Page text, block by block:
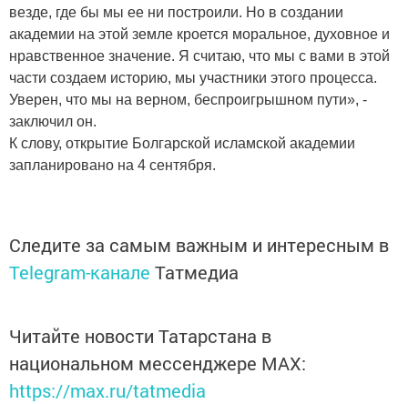
везде, где бы мы ее ни построили. Но в создании
академии на этой земле кроется моральное, духовное и
нравственное значение. Я считаю, что мы с вами в этой
части создаем историю, мы участники этого процесса.
Уверен, что мы на верном, беспроигрышном пути», -
заключил он.
К слову, открытие Болгарской исламской академии
запланировано на 4 сентября.
Следите за самым важным и интересным в
Telegram-канале Татмедиа
Читайте новости Татарстана в
национальном мессенджере MАХ:
https://max.ru/tatmedia